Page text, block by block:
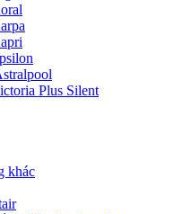
Plus Silent
khác